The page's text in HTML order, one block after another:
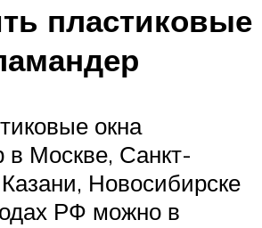
пластиковые
окна
Москве, Санкт-
Новосибирске
РФ можно в